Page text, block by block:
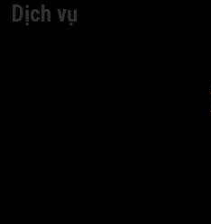
Dịch vụ